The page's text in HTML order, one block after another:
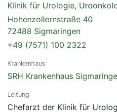
Klinik für Urologie,
Hohenzollernstraße 40
72488 Sigmaringen
+49 (7571) 100 2322
Krankenhaus
SRH Krankenhaus
Leitung
Chefarzt der Klinik für